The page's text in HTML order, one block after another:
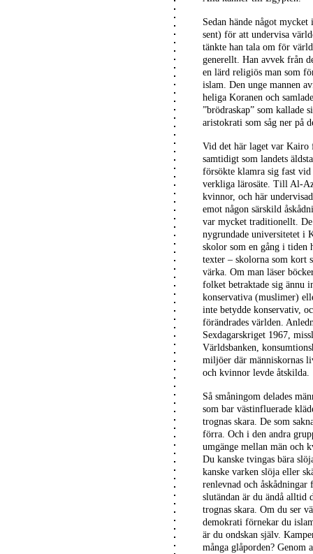
Sedan hände något
sent) för att undervisa
tänkte han tala om för
generellt. Han avvek från
en lärd religiös man som
islam. Den unge mannen
heliga Koranen och
”brödraskap” som kallade
aristokrati som såg ner på
Vid det här laget var Kairo
samtidigt som landets
försökte klamra sig fast vid
verkliga lärosäte. Till Al-
kvinnor, och här
emot någon särskild
var mycket traditionellt. De
nygrundade universitetet i
skolor som en gång i tiden
texter – skolorna som kort
värka. Om man läser
folket betraktade sig ännu
konservativa (muslimer)
inte betydde konservativ,
förändrades världen.
Sexdagarskriget 1967,
Världsbanken,
miljöer där människornas
och kvinnor levde åtskilda.
Så småningom delades
som bar västinfluerade
trognas skara. De som
förra. Och i den andra
umgänge mellan män och
Du kanske tvingas bära
kanske varken slöja eller
renlevnad och
slutändan är du ändå alltid
trognas skara. Om du ser
demokrati förnekar du
är du ondskan själv.
många glåporden?